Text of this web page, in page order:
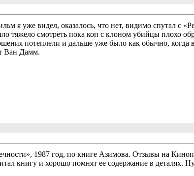
я уже видел, оказалось, что нет, видимо спутал с
тяжело смотреть пока коп с клоном убийцы плохо
потеплели и дальше уже было как обычно, когда
Ван Дамм.
1987 год, по книге Азимова. Отзывы на
книгу и хорошо помнят ее содержание в деталях.